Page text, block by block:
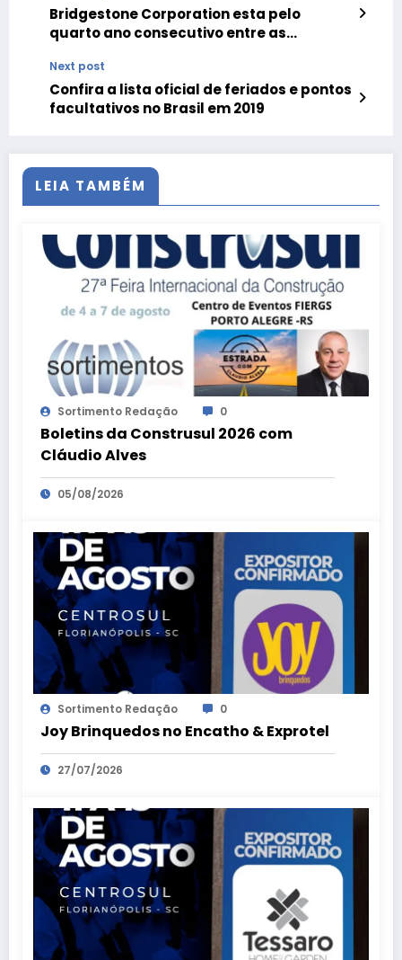
Bridgestone Corporation esta pelo
quarto ano consecutivo entre as
Next post
Confira a lista oficial de feriados e pontos
facultativos no Brasil em 2019
LEIA TAMBÉM
Sortimento Redação 0
Boletins da Construsul 2026 com
Cláudio Alves
05/08/2026
Sortimento Redação 0
Joy Brinquedos no Encatho & Exprotel
27/07/2026